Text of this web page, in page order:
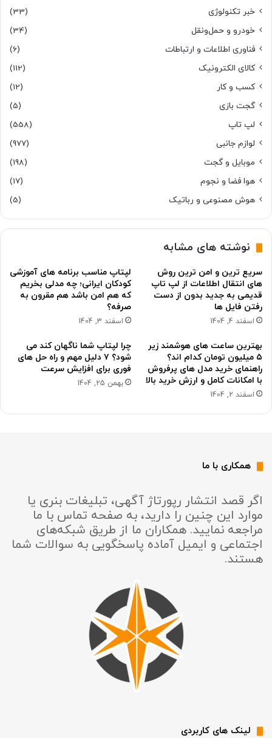
خبر تکنولوژی
(33)
خودرو و حمل‌و‌نقل
(34)
فناوری اطلاعات و ارتباطات
(6)
کالای الکترونیک
(112)
کسب و کار
(12)
گجت بازی
(5)
لپ تاپ
(558)
لوازم جانبی
(977)
موبایل و گجت
(198)
هوا فضا و نجوم
(17)
هوش مصنوعی و رباتیک
(5)
نوشته های مشابه
سریع ترین و امن ترین روش
های انتقال اطلاعات از لپ تاپ
قدیمی به جدید بدون از دست
رفتن فایل ها
اسفند 4, 1404
لپتاپ مناسب برنامه های آموزشی
کودکان ایرانی؛ چه مدلی بخریم
که هم امن باشد هم مقرون به
صرفه؟
اسفند 3, 1404
بهترین ساعت های هوشمند زیر
۵ میلیون تومان کدام اند؟
راهنمای خرید مدل های پرفروش
با امکانات کامل و ارزش خرید بالا
اسفند 2, 1404
چرا لپتاپ شما ناگهان کند می
شود؟ ۷ دلیل مهم و راه حل های
فوری برای افزایش سرعت
بهمن 25, 1404
همکاری با ما
اگر قصد انتشار رپورتاژ آگهی، تبلیغات بنری یا
موارد این چنین را دارید، به صفحه تماس با ما
مراجعه نمایید. همکاران ما از طریق شبکه‌های
اجتماعی و ایمیل آماده پاسخگویی به سوالات شما
هستند.
لینک های کاربردی